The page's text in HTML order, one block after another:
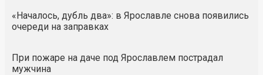
«Началось, дубль два»: в Ярославле снова появились
очереди на заправках
При пожаре на даче под Ярославлем пострадал
мужчина